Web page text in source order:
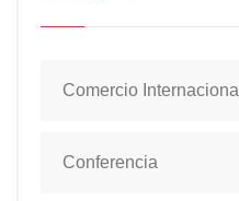
Comercio Internacional
Conferencia